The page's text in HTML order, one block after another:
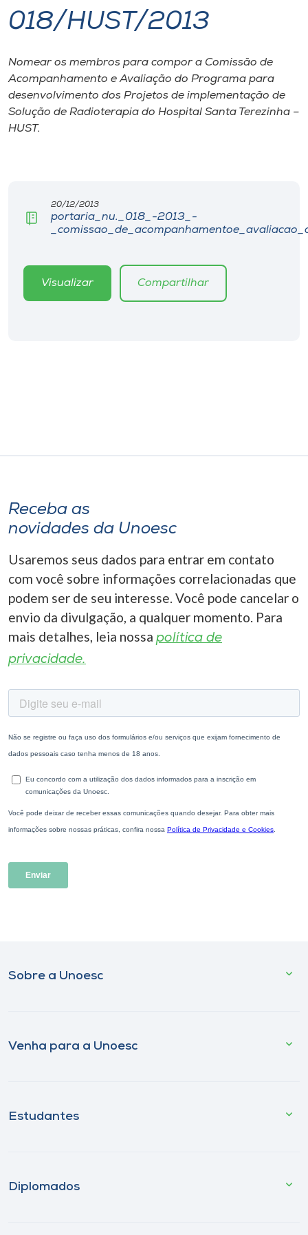
I.nova
Diplomados
Cultura
Editora
Rádio
A+
A-
018/HUST/2013
Nomear os membros para compor a Comissão de
Acompanhamento e Avaliação do Programa para
desenvolvimento dos Projetos de implementação de
Solução de Radioterapia do Hospital Santa Terezinha –
HUST.
20/12/2013
portaria_nu._018_-2013_-
Visualizar Compartilhar
Receba as
novidades da Unoesc
Usaremos seus dados para entrar em contato
com você sobre informações correlacionadas que
podem ser de seu interesse. Você pode cancelar o
envio da divulgação, a qualquer momento. Para
mais detalhes, leia nossa política de
privacidade.
Sobre a Unoesc
Venha para a Unoesc
Estudantes
Diplomados